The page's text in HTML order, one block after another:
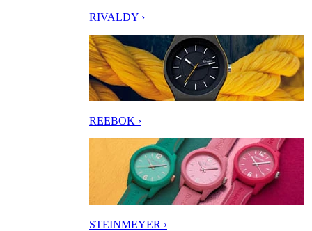
RIVALDY ›
REEBOK ›
STEINMEYER ›